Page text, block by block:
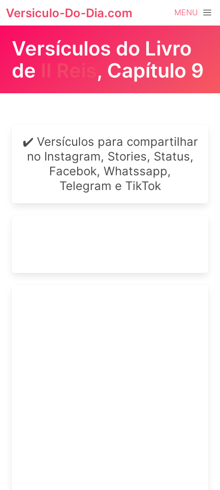
Versiculo-Do-Dia.com MENU
Versículos do Livro
de II Reis , Capítulo 9
✔️ Versículos para compartilhar
no Instagram, Stories, Status,
Facebok, Whatssapp,
Telegram e TikTok